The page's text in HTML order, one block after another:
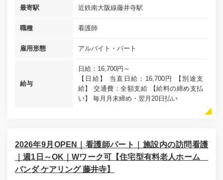
最寄駅 近鉄南大阪線藤井寺駅
職種 看護師
雇用形態 アルバイト・パート
給与
日給：16,700円～
【日給】 当直日給：16,700円 【別途支
給】 交通費：全額支給 【給料の締め支払
い】 毎月月末締め・翌月20日払い
2026年9月OPEN｜看護師パート｜施設内の訪問看護
｜週1日～OK｜Wワーク可【住宅型有料老人ホーム
パンダ ケアリング 藤井寺】